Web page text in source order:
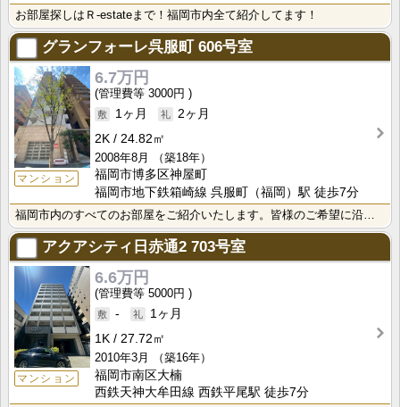
お部屋探しはＲ-estateまで！福岡市内全て紹介してます！
グランフォーレ呉服町606号室
マンション
6.7万円
3000円
1ヶ月
2ヶ月
2K
24.82㎡
2008年8月
（築18年）
福岡市博多区神屋町
福岡市地下鉄箱崎線 呉服町（福岡）駅 徒歩7分
福岡市内のすべてのお部屋をご紹介いたします。皆様のご希望に沿う安心で快適な生活がスタートできる。そん･･･
アクアシティ日赤通2 703号室
マンション
6.6万円
5000円
-
1ヶ月
1K
27.72㎡
2010年3月
（築16年）
福岡市南区大楠
西鉄天神大牟田線 西鉄平尾駅 徒歩7分